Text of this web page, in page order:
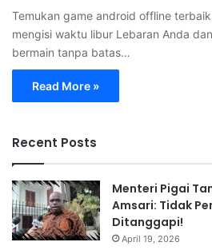
Temukan game android offline
mengisi waktu libur Lebaran Anda
bermain tanpa batas…
Read More »
Recent Posts
Menteri Pigai
Amsari: Tidak
Ditanggapi!
April 19, 2026